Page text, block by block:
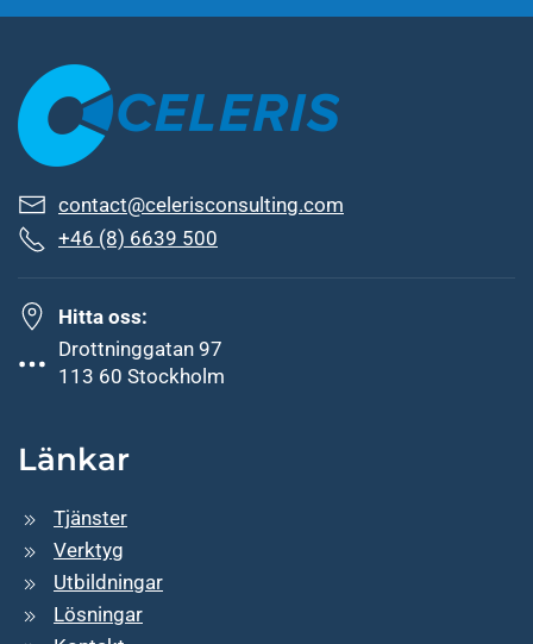
contact@celerisconsulting.com
+46 (8) 6639 500
Hitta oss:
Drottninggatan 97
113 60 Stockholm
Länkar
Tjänster
Verktyg
Utbildningar
Lösningar